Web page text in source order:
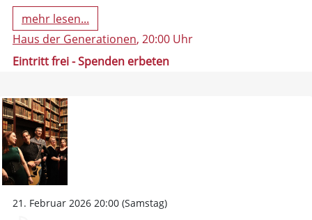
mehr lesen...
Haus der Generationen, 20:00 Uhr
Eintritt frei - Spenden erbeten
21. Februar 2026 20:00 (Samstag)